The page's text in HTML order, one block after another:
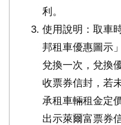
利。
使用說明：取車
邦租車優惠圖示
兌換一次，兌換
收票券信封，若
承租車輛租金定
出示萊爾富票券